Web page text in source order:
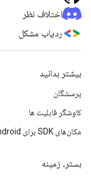
اختلاف نظر
ردیاب مشکل
بیشتر بدانید
پرسشگان
کاوشگر قابلیت ها
مکان‌های SDK برای Android
بستر، زمینه